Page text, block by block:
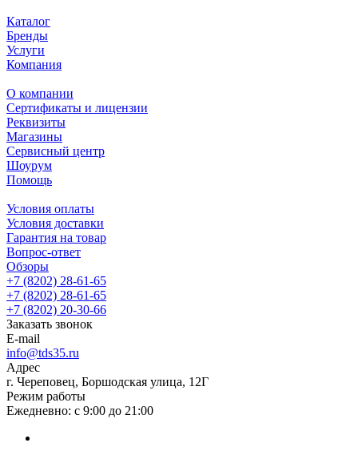
Каталог
Бренды
Услуги
Компания
О компании
Сертификаты и лицензии
Реквизиты
Магазины
Сервисный центр
Шоурум
Помощь
Условия оплаты
Условия доставки
Гарантия на товар
Вопрос-ответ
Обзоры
+7 (8202) 28‑61-65
+7 (8202) 28‑61-65
+7 (8202) 20‑30-66
Заказать звонок
E-mail
info@tds35.ru
Адрес
г. Череповец, Боршодская улица, 12Г
Режим работы
Ежедневно: с 9:00 до 21:00